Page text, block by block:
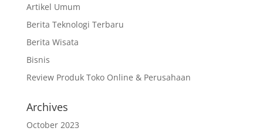
Artikel Umum
Berita Teknologi Terbaru
Berita Wisata
Bisnis
Review Produk Toko Online & Perusahaan
Archives
October 2023